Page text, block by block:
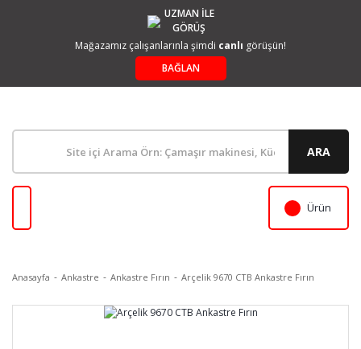
UZMAN İLE
GÖRÜŞ
Mağazamız çalışanlarınla şimdi canlı görüşün!
BAĞLAN
ARA
Ürün
Anasayfa Ankastre Ankastre Fırın Arçelik 9670 CTB Ankastre Fırın